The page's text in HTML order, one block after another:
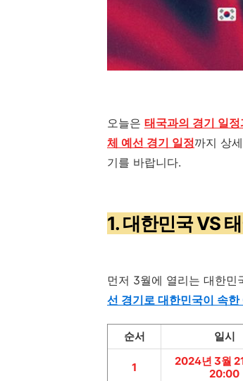
오늘은 태국과의 경기 일
체 예선 경기 일정까지 상
기를 바랍니다.
1. 대한민국 VS
먼저 3월에 열리는 대한민
선 경기로 대한민국이 속
순서 일시
1
2024년 3월
20:00